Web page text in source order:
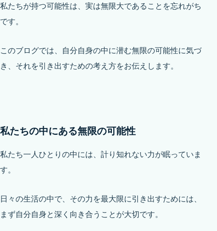
私たちが持つ可能性は、実は無限大であることを忘れがち
です。
このブログでは、自分自身の中に潜む無限の可能性に気づ
き、それを引き出すための考え方をお伝えします。
私たちの中にある無限の可能性
私たち一人ひとりの中には、計り知れない力が眠っていま
す。
日々の生活の中で、その力を最大限に引き出すためには、
まず自分自身と深く向き合うことが大切です。